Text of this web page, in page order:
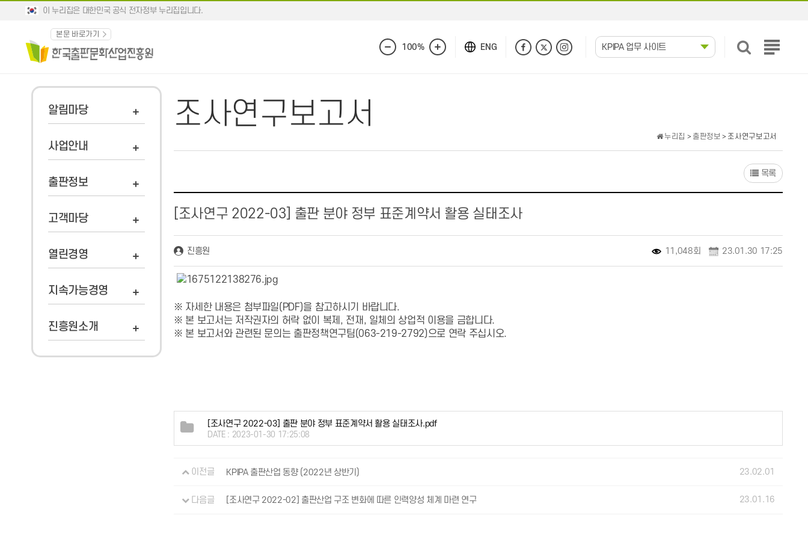
이 누리집은 대한민국 공식 전자정부 누리집입니다.
본문 바로가기
화
100%
화
ENG KPIPA 업무 사이트
전
알림마당
사업안내
출판정보
고객마당
열린경영
지속가능경영
진흥원소개
조사연구보고서
누리집 > 출판정보 > 조사연구보고서
목록
[조사연구 2022-03] 출판 분야 정부 표준계약서 활용 실태조사
진흥원 11,048회 23.01.30 17:25
※ 자세한 내용은 첨부파일(PDF)을 참고하시기 바랍니다.
※ 본 보고서는 저작권자의 허락 없이 복제, 전재, 일체의 상업적 이용을 금합니다.
※ 본 보고서와 관련된 문의는 출판정책연구팀(063-219-2792)으로 연락 주십시오.
[조사연구 2022-03] 출판 분야 정부 표준계약서 활용 실태조사.pdf
DATE : 2023-01-30 17:25:08
이전글 KPIPA 출판산업 동향 (2022년 상반기) 23.02.01
다음글 [조사연구 2022-02] 출판산업 구조 변화에 따른 인력양성 체계 마련 연구 23.01.16